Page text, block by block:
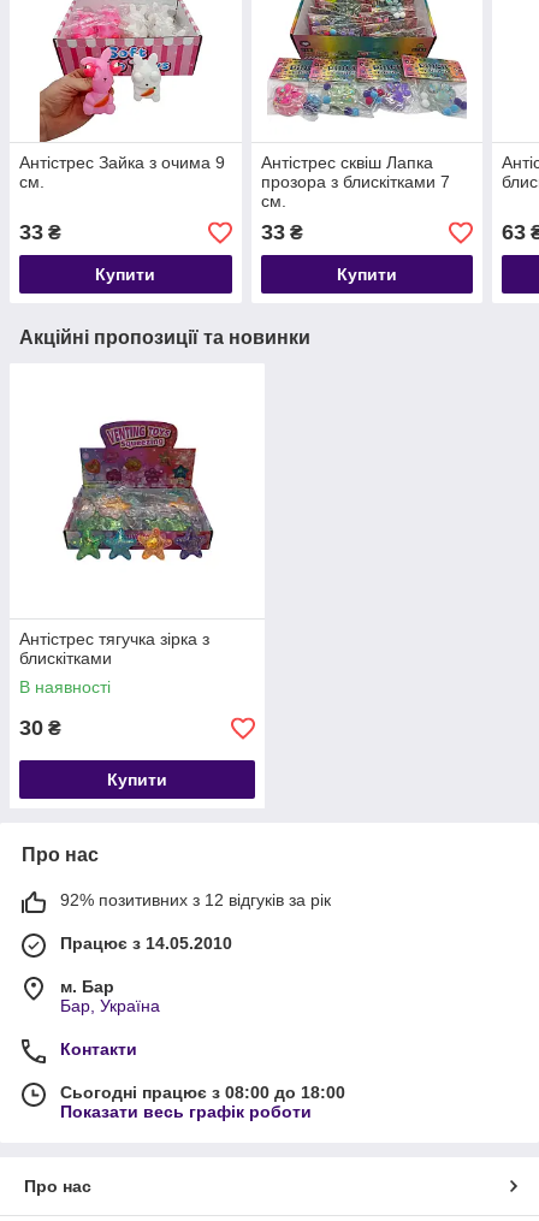
Антістрес Зайка з очима 9
см.
33 ₴
Купити
Антістрес сквіш Лапка
прозора з блискітками 7
см.
33₴
Купити
63
Акційні пропозиції та новинки
Антістрес тягучка зірка з
блискітками
В наявності
30 ₴
Купити
Про нас
92% позитивних з 12 відгуків за рік
Працює з 14.05.2010
м. Бар
Бар, Україна
Контакти
Сьогодні працює з 08:00 до 18:00
Показати весь графік роботи
Про нас